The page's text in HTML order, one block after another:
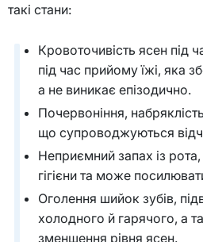
такі стани:
Кровоточивість ясен під
під час прийому їжі, яка
а не виникає епізодично.
Почервоніння,
що супроводжуються
Неприємний запах із
гігієни та може
Оголення шийок зубів,
холодного й гарячого, а
зменшення рівня ясен.